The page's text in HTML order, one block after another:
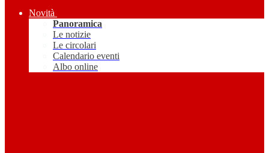
Novità
Panoramica
Le notizie
Le circolari
Calendario eventi
Albo online